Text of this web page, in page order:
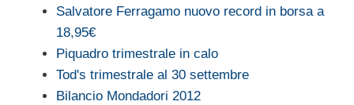
Salvatore Ferragamo nuovo record in borsa a
18,95€
Piquadro trimestrale in calo
Tod's trimestrale al 30 settembre
Bilancio Mondadori 2012